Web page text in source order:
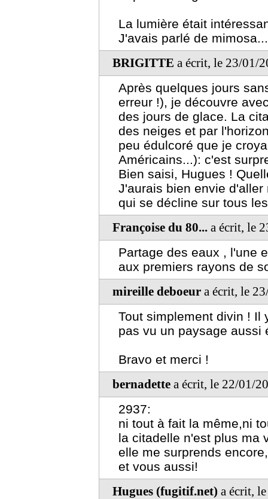
La lumière était
J'avais parlé de mimosa...
BRIGITTE a écrit, le 23/01/
Après quelques jours
erreur !), je découvre
des jours de glace. La
des neiges et par
peu édulcoré que je
Américains...): c'est
Bien saisi, Hugues !
J'aurais bien envie
qui se décline sur tous
Françoise du 80... a écrit, le
Partage des eaux , l'une
aux premiers rayons de
mireille deboeur a écrit, le
Tout simplement divin ! Il
pas vu un paysage aussi
Bravo et merci !
bernadette a écrit, le 22/01/
2937:
ni tout à fait la même,ni
la citadelle n'est plus ma
elle me surprends encore,
et vous aussi!
Hugues (fugitif.net) a écrit,